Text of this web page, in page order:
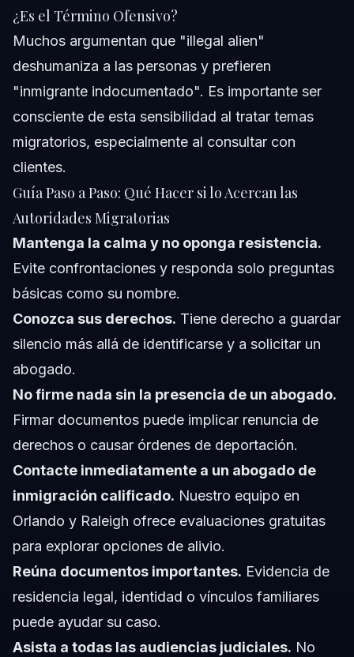
¿Es el Término Ofensivo?
Muchos argumentan que "illegal alien"
deshumaniza a las personas y prefieren
"inmigrante indocumentado". Es importante ser
consciente de esta sensibilidad al tratar temas
migratorios, especialmente al consultar con
clientes.
Guía Paso a Paso: Qué Hacer si lo Acercan las
Autoridades Migratorias
Mantenga la calma y no oponga resistencia.
Evite confrontaciones y responda solo preguntas
básicas como su nombre.
Conozca sus derechos. Tiene derecho a guardar
silencio más allá de identificarse y a solicitar un
abogado.
No firme nada sin la presencia de un abogado.
Firmar documentos puede implicar renuncia de
derechos o causar órdenes de deportación.
Contacte inmediatamente a un abogado de
inmigración calificado. Nuestro equipo en
Orlando y Raleigh ofrece evaluaciones gratuitas
para explorar opciones de alivio.
Reúna documentos importantes. Evidencia de
residencia legal, identidad o vínculos familiares
puede ayudar su caso.
Asista a todas las audiencias judiciales. No